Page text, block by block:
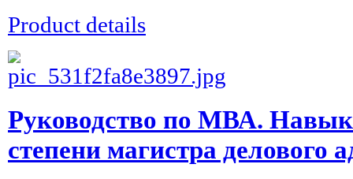
Product details
Руководство по МВА.
степени магистра делового